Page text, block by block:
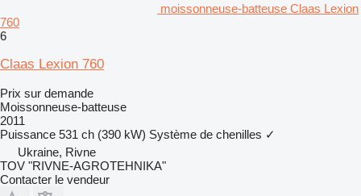
moissonneuse-batteuse Claas Lexion
760
6
Claas Lexion 760
Prix sur demande
Moissonneuse-batteuse
2011
Puissance 531 ch (390 kW) Système de chenilles ✓
Ukraine, Rivne
TOV "RIVNE-AGROTEHNIKA"
Contacter le vendeur